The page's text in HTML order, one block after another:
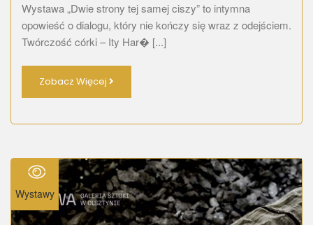
Wystawa „Dwie strony tej samej ciszy” to intymna
opowieść o dialogu, który nie kończy się wraz z odejściem.
Twórczość córki – Ity Har� [...]
Zobacz Więcej
Wystawy